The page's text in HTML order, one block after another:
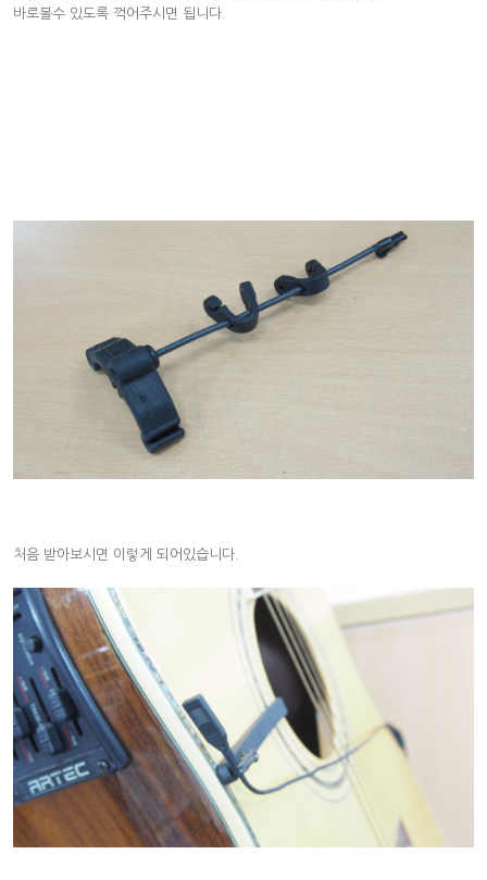
바로볼수 있도록 꺽어주시면 됩니다.
처음 받아보시면 이렇게 되어있습니다.